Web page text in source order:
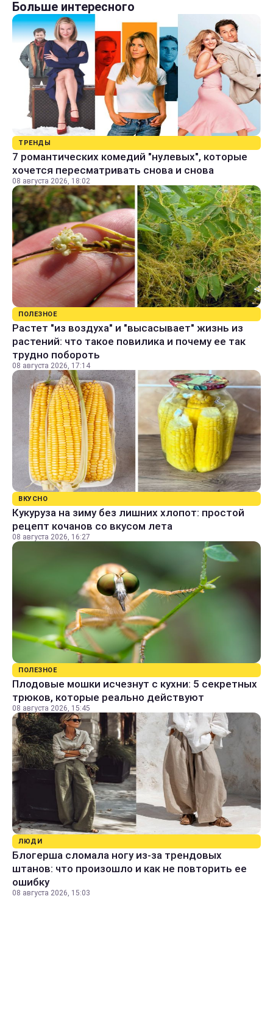
Больше интересного
ТРЕНДЫ
7 романтических комедий "нулевых", которые
хочется пересматривать снова и снова
08 августа 2026, 18:02
ПОЛЕЗНОЕ
Растет "из воздуха" и "высасывает" жизнь из
растений: что такое повилика и почему ее так
трудно побороть
08 августа 2026, 17:14
ВКУСНО
Кукуруза на зиму без лишних хлопот: простой
рецепт кочанов со вкусом лета
08 августа 2026, 16:27
ПОЛЕЗНОЕ
Плодовые мошки исчезнут с кухни: 5 секретных
трюков, которые реально действуют
08 августа 2026, 15:45
ЛЮДИ
Блогерша сломала ногу из-за трендовых
штанов: что произошло и как не повторить ее
ошибку
08 августа 2026, 15:03